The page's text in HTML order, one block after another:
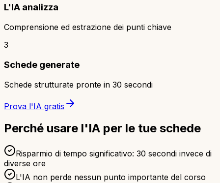
L'IA analizza
Comprensione ed estrazione dei punti chiave
3
Schede generate
Schede strutturate pronte in 30 secondi
Prova l'IA gratis
Perché usare l'IA per le tue schede
Risparmio di tempo significativo: 30 secondi invece di
diverse ore
L'IA non perde nessun punto importante del corso